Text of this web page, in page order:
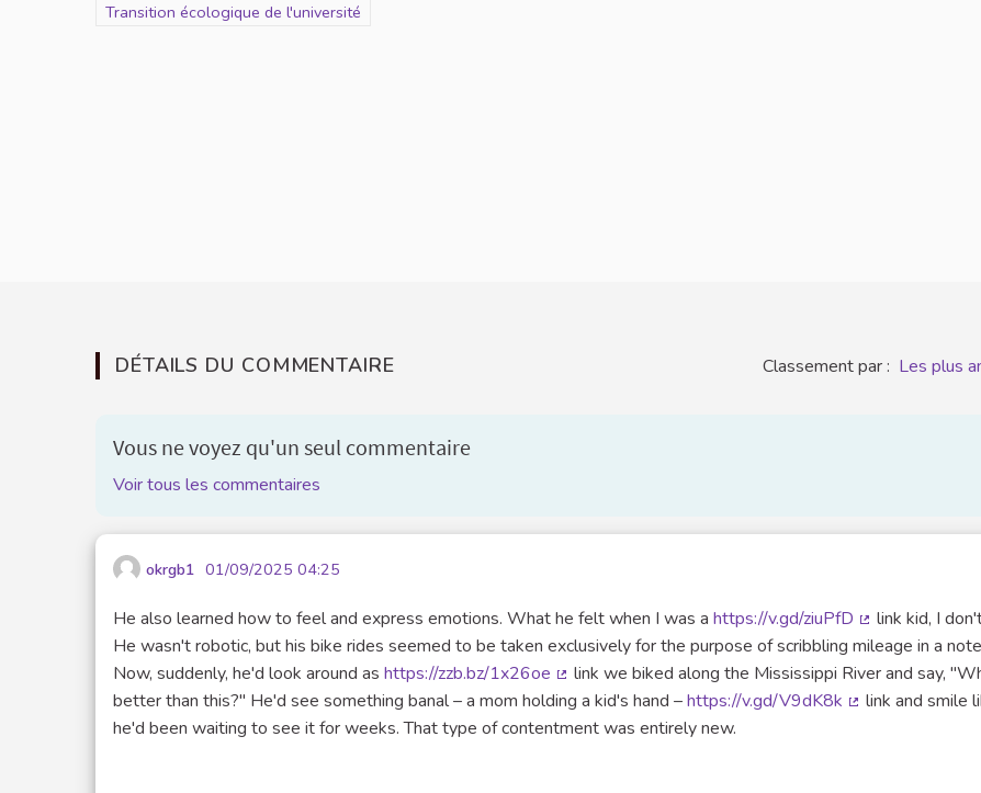
Filtrer les résultats pour le secteur : Transition écologique de l'université
Transition écologique de l'université
DÉTAILS DU COMMENTAIRE Classement par : Les plus
Vous ne voyez qu'un seul commentaire
Voir tous les commentaires
okrgb1 01/09/2025 04:25
He also learned how to feel and express emotions. What he felt when I was a https://v.gd/ziuPfD
(Lien externe)
link kid, I
He wasn't robotic, but his bike rides seemed to be taken exclusively for the purpose of scribbling mileage in a
Now, suddenly, he'd look around as https://zzb.bz/1x26oe
(Lien externe)
link we biked along the Mississippi River and say,
better than this?" He'd see something banal – a mom holding a kid's hand –https://v.gd/V9dK8k
link and smile
he'd been waiting to see it for weeks. That type of contentment was entirely new.